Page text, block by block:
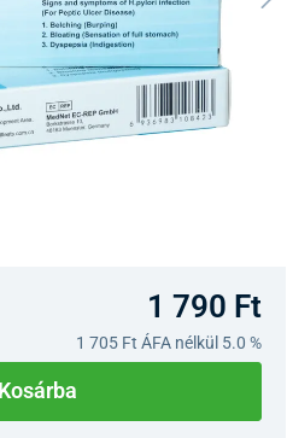
1 790 Ft
1 705 Ft ÁFA nélkül 5.0 %
Kosárba